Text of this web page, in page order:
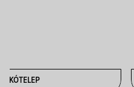
LAKÓTELEP